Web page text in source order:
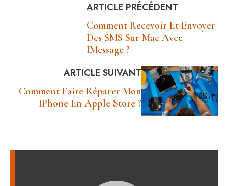
ARTICLE PRÉCÉDENT
Comment Recevoir Et Envoyer
Des SMS Sur Mac Avec
IMessage ?
ARTICLE SUIVANT
Comment Faire Réparer Mon
IPhone En Apple Store ?